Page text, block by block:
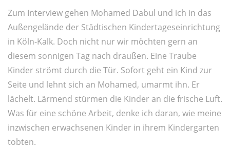
Zum Interview gehen Mohamed Dabul und ich in das
Außengelände der Städtischen Kindertageseinrichtung
in Köln-Kalk. Doch nicht nur wir möchten gern an
diesem sonnigen Tag nach draußen. Eine Traube
Kinder strömt durch die Tür. Sofort geht ein Kind zur
Seite und lehnt sich an Mohamed, umarmt ihn. Er
lächelt. Lärmend stürmen die Kinder an die frische Luft.
Was für eine schöne Arbeit, denke ich daran, wie meine
inzwischen erwachsenen Kinder in ihrem Kindergarten
tobten.